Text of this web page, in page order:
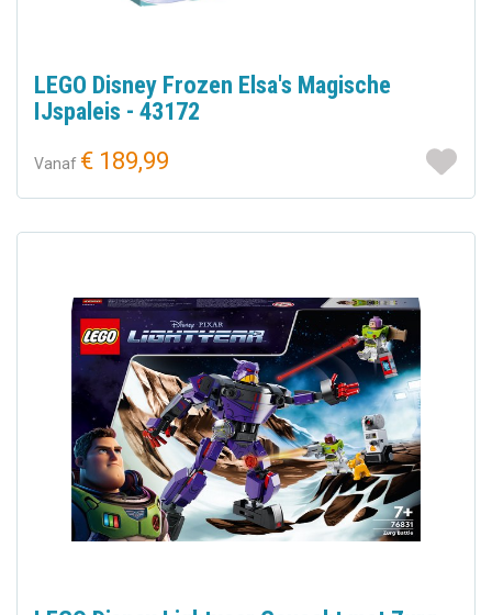
LEGO Disney Frozen Elsa's Magische
IJspaleis - 43172
Vanaf € 189,99